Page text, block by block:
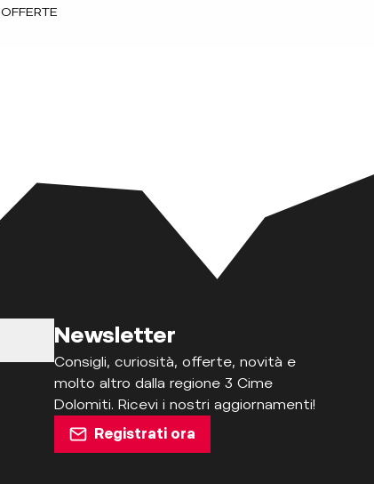
OFFERTE
Newsletter
Consigli, curiosità, offerte, novità e
molto altro dalla regione 3 Cime
Dolomiti. Ricevi i nostri aggiornamenti!
Registrati ora